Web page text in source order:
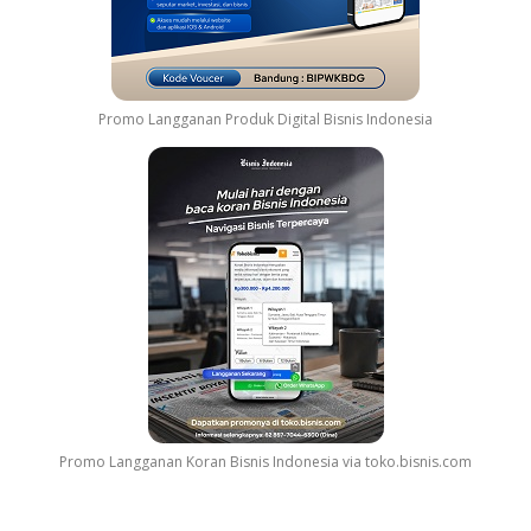
e
o
u
n
d
a
c
k
a
a
l
r
a
Promo Langganan Produk Digital Bisnis Indonesia
Promo Langganan Koran Bisnis Indonesia via toko.bisnis.com